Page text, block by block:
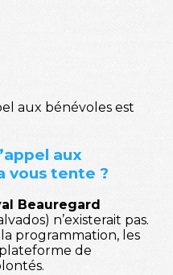
aux
vous tente ?
Beauregard
n’existerait pas.
programmation, les
de